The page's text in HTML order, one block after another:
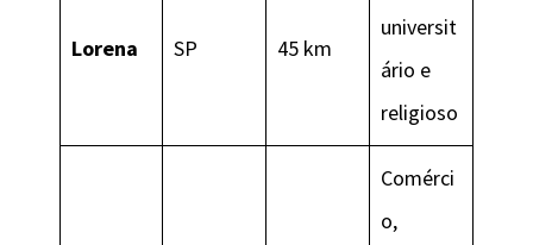
Lorena SP 45 km
universit
ário e
religioso
Comérci
o,